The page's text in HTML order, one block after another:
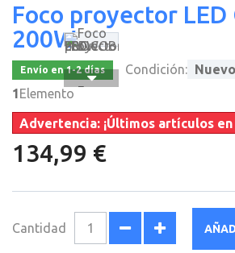
Foco proyector LED
200W
Envío en 1-2 días Condición:
1Elemento
Advertencia: ¡Últimos artículos
134,99 €
Cantidad